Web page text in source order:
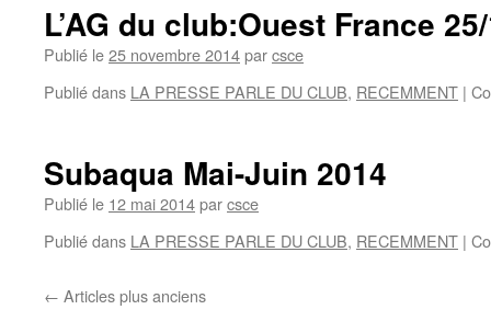
L’AG du club:Ouest France
Publié le25 novembre 2014parcsce
Publié dans LA PRESSE PARLE DU CLUB, RECEMMENT |
Subaqua Mai-Juin 2014
Publié le 12 mai 2014parcsce
Publié dans LA PRESSE PARLE DU CLUB, RECEMMENT |
← Articles plus anciens